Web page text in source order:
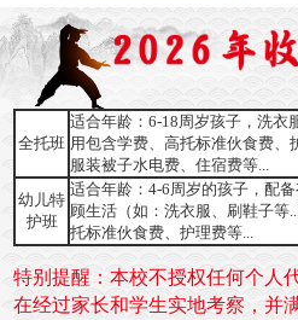
全托班
适合年龄：6-18周岁孩子，洗衣
用包含学费、高托标准伙食费、
服装被子水电费、住宿费等...
幼儿特
护班
适合年龄：4-6周岁的孩子，配
顾生活（如：洗衣服、刷鞋子等
托标准伙食费、护理费等...
特别提醒：本校不授权任何个人
在经过家长和学生实地考察，并